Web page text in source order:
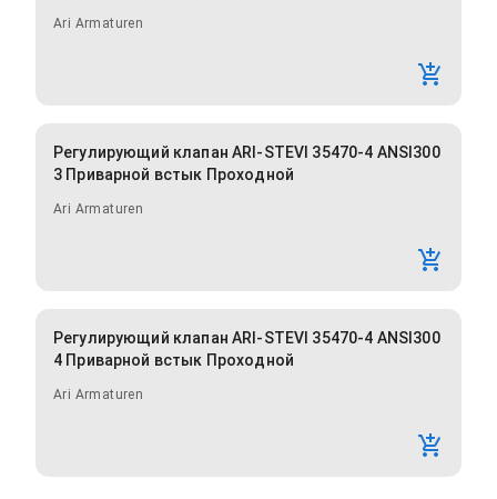
Ari Armaturen
Регулирующий клапан ARI-STEVI 35470-4 ANSI300
3 Приварной встык Проходной
Ari Armaturen
Регулирующий клапан ARI-STEVI 35470-4 ANSI300
4 Приварной встык Проходной
Ari Armaturen